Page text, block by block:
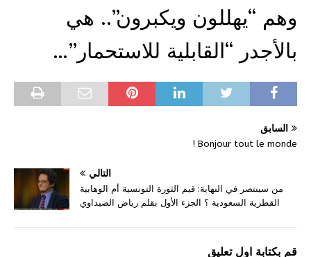
وهم “يهللون ويكبرون”.. هي
بالأجدر “القابلية للاستحمار”…
السابق
Bonjour tout le monde !
التالي
من سينتصر في النهاية: قيم الثورة التونسية أم الوهابية
القطرية السعودية ؟ الجزء الأول بقلم رياض الصيداوي
قم بكتابة اول تعليق